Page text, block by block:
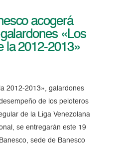
acogerá
«Los
la 2012-2013»
2012-2013», galardones
de los peloteros
de la Liga Venezolana
se entregarán este 19
sede de Banesco